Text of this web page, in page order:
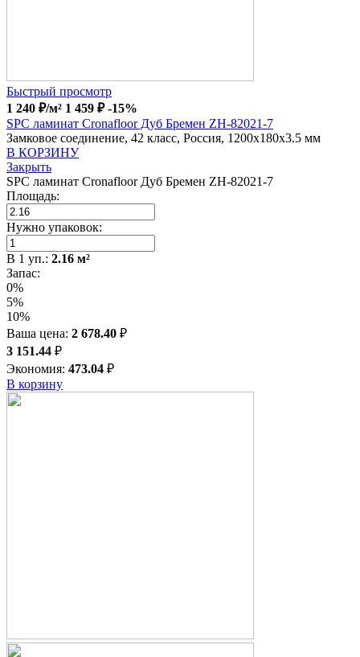
Быстрый просмотр
1 240 ₽/м² 1 459 ₽ -15%
SPC ламинат Cronafloor Дуб Бремен ZH-82021-7
Замковое соединение, 42 класс, Россия, 1200x180x3.5 мм
В КОРЗИНУ
Закрыть
SPC ламинат Cronafloor Дуб Бремен ZH-82021-7
Площадь:
Нужно упаковок:
В 1 уп.: 2.16 м²
Запас:
0%
5%
10%
Ваша цена: 2 678.40 ₽
3 151.44 ₽
Экономия: 473.04 ₽
В корзину